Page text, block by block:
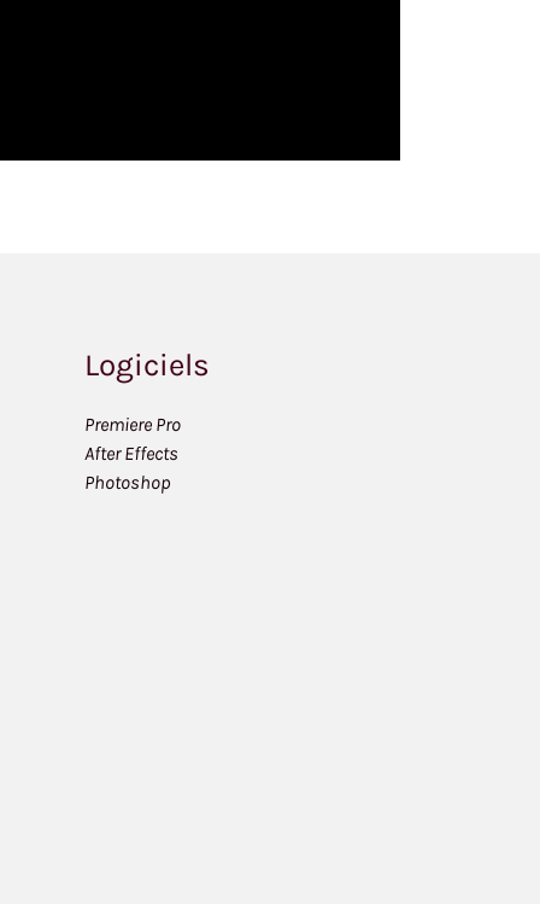
Logiciels
Premiere Pro
After Effects
Photoshop